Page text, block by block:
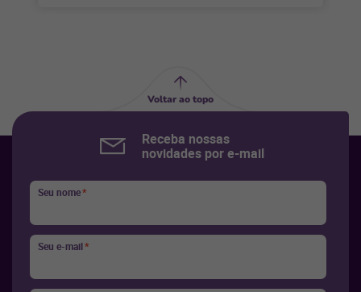
Voltar ao topo
Receba nossas
novidades por e-mail
Seu nome*
Seu e-mail*